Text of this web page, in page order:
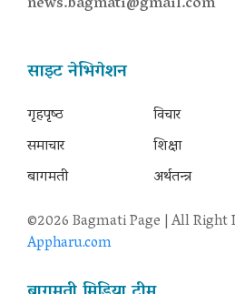
साइट नेभिगेशन
गृहपृष्‍ठ
समाचार
बागमती
विचार
शिक्षा
अर्थतन्त्र
©2026 Bagmati Page | All Right
Appharu.com